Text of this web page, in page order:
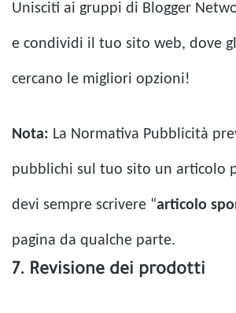
Unisciti ai gruppi di Blogger
e condividi il tuo sito web, dove
cercano le migliori opzioni!
Nota: La Normativa Pubblicità
pubblichi sul tuo sito un articolo
devi sempre scrivere “articolo
pagina da qualche parte.
7. Revisione dei prodotti